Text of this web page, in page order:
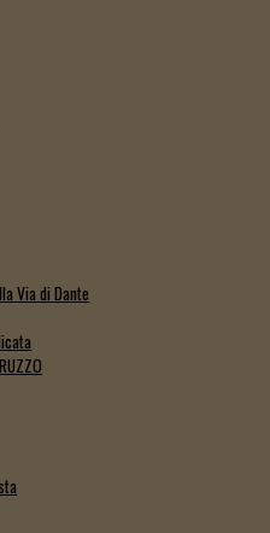
Via di Dante